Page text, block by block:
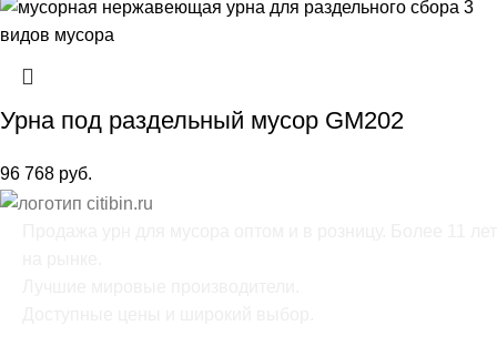
Урна под раздельный мусор GM202
96 768 руб.